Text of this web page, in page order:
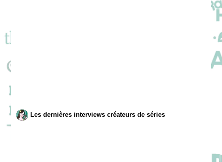
Les dernières interviews créateurs de séries